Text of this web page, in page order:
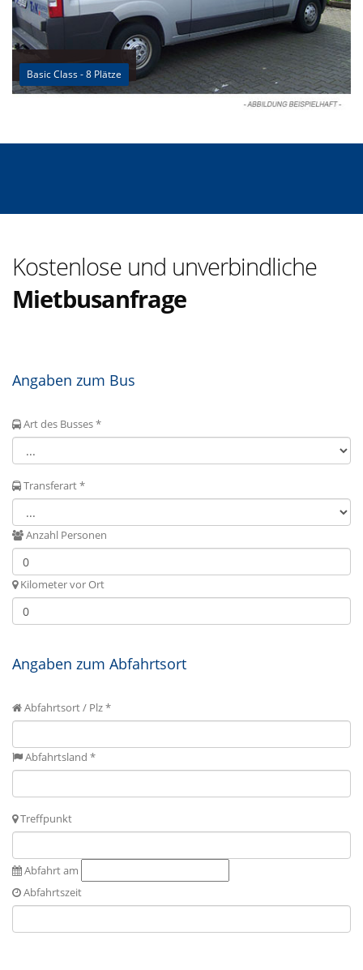
Basic Class - 8 Plätze
Kostenlose und unverbindliche
Mietbusanfrage
Angaben zum Bus
Art des Busses *
Transferart *
Anzahl Personen
Kilometer vor Ort
Angaben zum Abfahrtsort
Abfahrtsort / Plz *
Abfahrtsland *
Treffpunkt
Abfahrt am
Abfahrtszeit